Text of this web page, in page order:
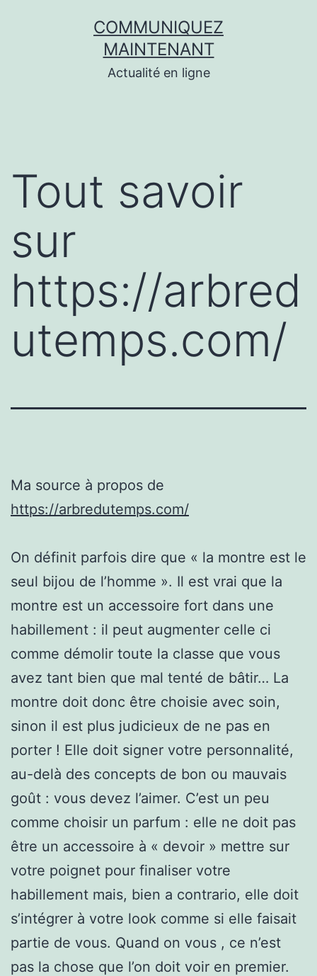
COMMUNIQUEZ
MAINTENANT
Actualité en ligne
Tout savoir
sur
https://arbred
utemps.com/
Ma source à propos de
https://arbredutemps.com/
On définit parfois dire que « la montre est le
seul bijou de l’homme ». Il est vrai que la
montre est un accessoire fort dans une
habillement : il peut augmenter celle ci
comme démolir toute la classe que vous
avez tant bien que mal tenté de bâtir… La
montre doit donc être choisie avec soin,
sinon il est plus judicieux de ne pas en
porter ! Elle doit signer votre personnalité,
au-delà des concepts de bon ou mauvais
goût : vous devez l’aimer. C’est un peu
comme choisir un parfum : elle ne doit pas
être un accessoire à « devoir » mettre sur
votre poignet pour finaliser votre
habillement mais, bien a contrario, elle doit
s’intégrer à votre look comme si elle faisait
partie de vous. Quand on vous , ce n’est
pas la chose que l’on doit voir en premier.